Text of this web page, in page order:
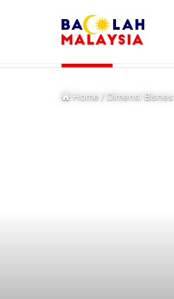
Home/Dimensi Bisnes